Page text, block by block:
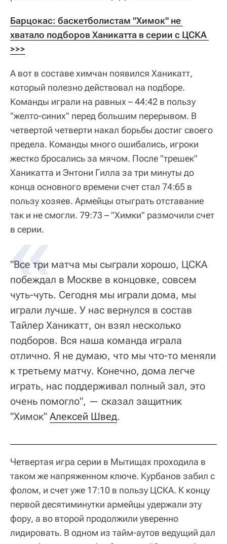
Барцокас: баскетболистам "Химок" не
хватало подборов Ханикатта в серии с ЦСКА
>>>
А вот в составе химчан появился Ханикатт,
который полезно действовал на подборе.
Команды играли на равных – 44:42 в пользу
"желто-синих" перед большим перерывом. В
четвертой четверти накал борьбы достиг своего
предела. Команды много ошибались, игроки
жестко бросались за мячом. После "трешек"
Ханикатта и Энтони Гилла за три минуты до
конца основного времени счет стал 74:65 в
пользу хозяев. Армейцы отыграть отставание
так и не смогли. 79:73 – "Химки" размочили счет
в серии.
"Все три матча мы сыграли хорошо, ЦСКА
побеждал в Москве в концовке, совсем
чуть-чуть. Сегодня мы играли дома, мы
играли лучше. У нас вернулся в состав
Тайлер Ханикатт, он взял несколько
подборов. Вся наша команда играла
отлично. Я не думаю, что мы что-то меняли
к третьему матчу. Конечно, дома легче
играть, нас поддерживал полный зал, это
очень помогло", — сказал защитник
"Химок" Алексей Швед.
Четвертая игра серии в Мытищах проходила в
таком же напряженном ключе. Курбанов забил с
фолом, и счет уже 17:10 в пользу ЦСКА. К концу
первой десятиминутки армейцы удержали эту
фору, а во второй продолжили уверенно
лидировать. В одном из тайм-аутов ведущий дал